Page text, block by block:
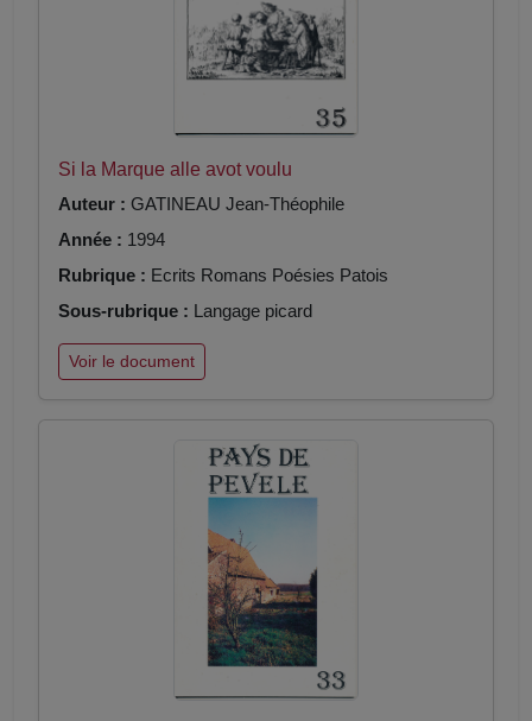
Si la Marque alle avot voulu
Auteur : GATINEAU Jean-Théophile
Année : 1994
Rubrique : Ecrits Romans Poésies Patois
Sous-rubrique : Langage picard
Voir le document